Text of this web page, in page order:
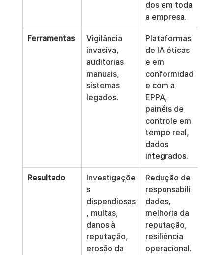
dos em toda
a empresa.
Ferramentas
Vigilância
invasiva,
auditorias
manuais,
sistemas
legados.
Plataformas
de IA éticas
e em
conformidad
e com a
EPPA,
painéis de
controle em
tempo real,
dados
integrados.
Resultado
Investigaçõe
s
dispendiosas
, multas,
danos à
reputação,
erosão da
Redução de
responsabili
dades,
melhoria da
reputação,
resiliência
operacional.